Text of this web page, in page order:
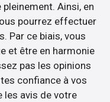
Ainsi, en
pourrez effectuer
Par ce biais, vous
et être en harmonie
pas les opinions
confiance à vos
les avis de votre